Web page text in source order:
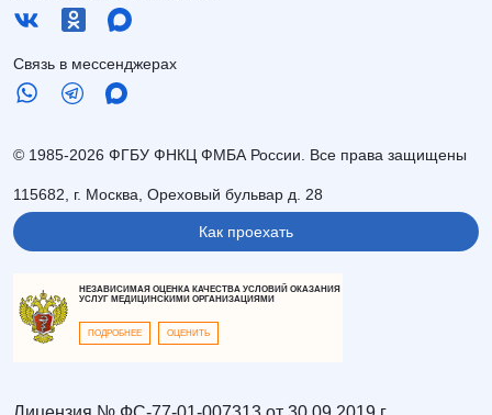
Связь в мессенджерах
© 1985-2026 ФГБУ ФНКЦ ФМБА России. Все права защищены
115682, г. Москва, Ореховый бульвар д. 28
Как проехать
НЕЗАВИСИМАЯ ОЦЕНКА КАЧЕСТВА УСЛОВИЙ ОКАЗАНИЯ
УСЛУГ МЕДИЦИНСКИМИ ОРГАНИЗАЦИЯМИ
ПОДРОБНЕЕ ОЦЕНИТЬ